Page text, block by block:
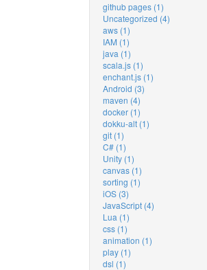
github pages (1)
Uncategorized (4)
aws (1)
IAM (1)
java (1)
scala.js (1)
enchant.js (1)
Android (3)
maven (4)
docker (1)
dokku-alt (1)
git (1)
C# (1)
Unity (1)
canvas (1)
sorting (1)
iOS (3)
JavaScript (4)
Lua (1)
css (1)
animation (1)
play (1)
dsl (1)